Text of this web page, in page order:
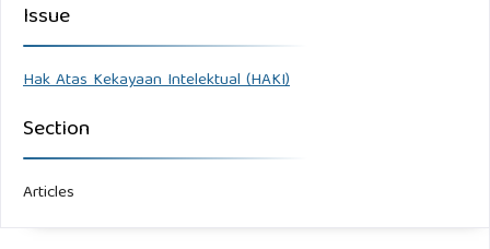
Issue
Hak Atas Kekayaan Intelektual (HAKI)
Section
Articles